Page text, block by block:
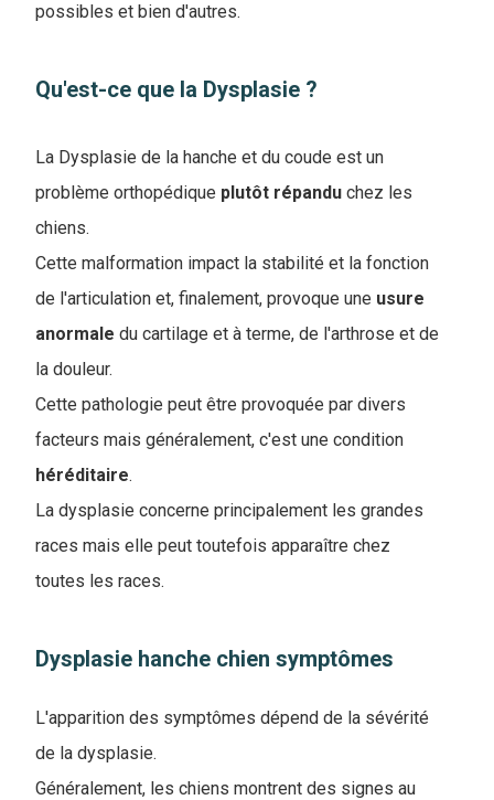
possibles et bien d'autres.
Qu'est-ce que la Dysplasie ?
La Dysplasie de la hanche et du coude est un
problème orthopédique plutôt répandu chez les
chiens.
Cette malformation impact la stabilité et la fonction
de l'articulation et, finalement, provoque une usure
anormale du cartilage et à terme, de l'arthrose et de
la douleur.
Cette pathologie peut être provoquée par divers
facteurs mais généralement, c'est une condition
héréditaire.
La dysplasie concerne principalement les grandes
races mais elle peut toutefois apparaître chez
toutes les races.
Dysplasie hanche chien symptômes
L'apparition des symptômes dépend de la sévérité
de la dysplasie.
Généralement, les chiens montrent des signes au